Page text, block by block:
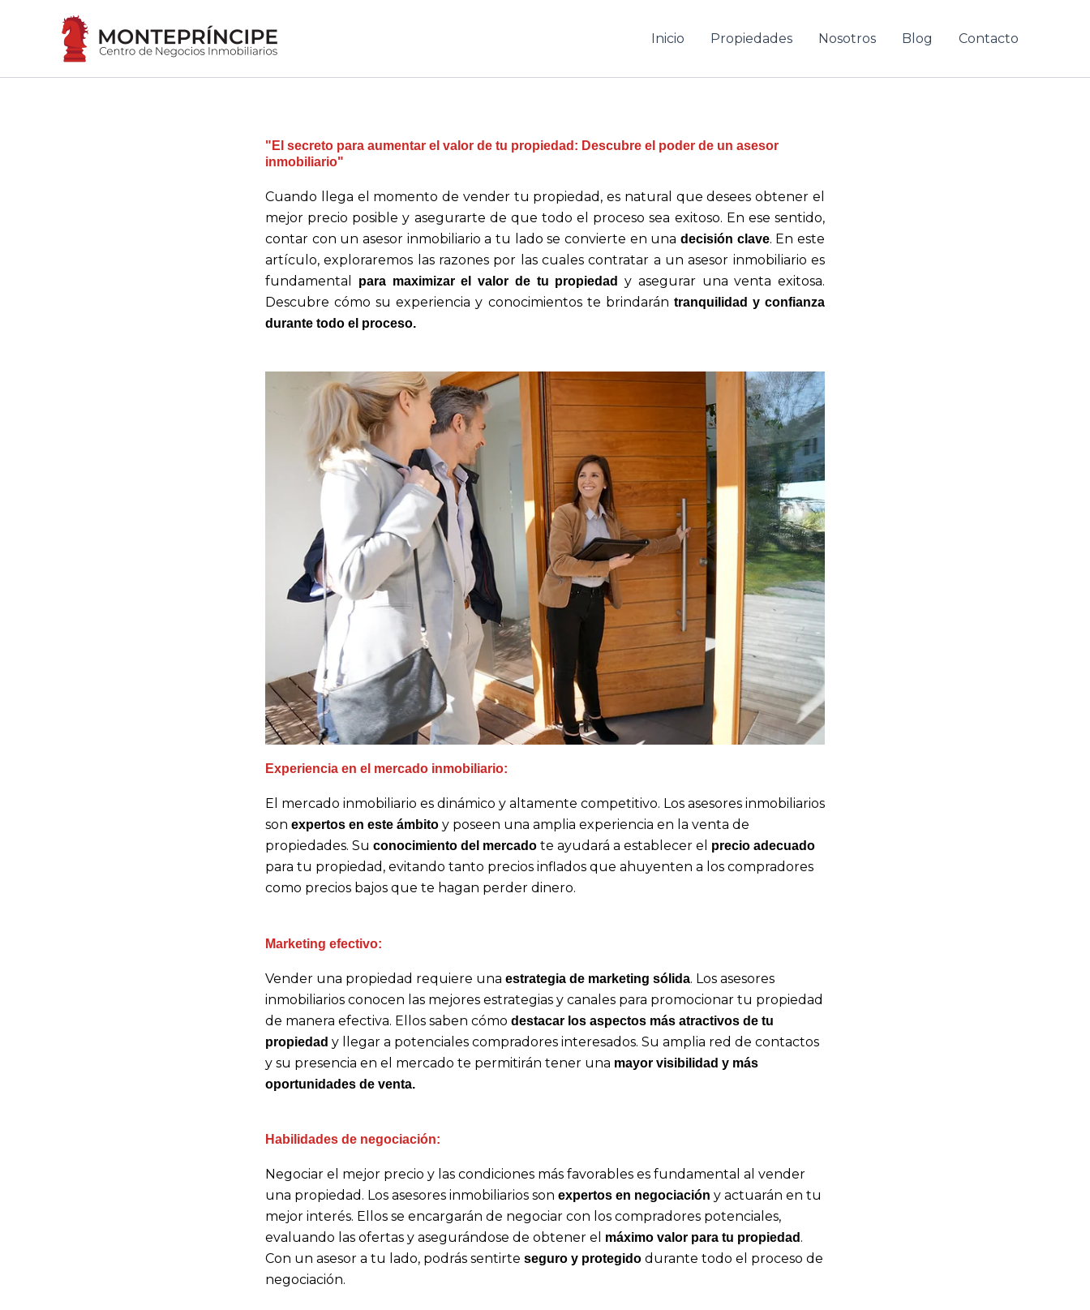
Inicio Propiedades Nosotros Blog Contacto
"El secreto para aumentar el valor de tu propiedad: Descubre el poder de un asesor
inmobiliario"
Cuando llega el momento de vender tu propiedad, es natural que desees obtener el
mejor precio posible y asegurarte de que todo el proceso sea exitoso. En ese sentido,
contar con un asesor inmobiliario a tu lado se convierte en una decisión clave. En este
artículo, exploraremos las razones por las cuales contratar a un asesor inmobiliario es
fundamental
para maximizar el valor de tu propiedad
y asegurar una venta exitosa.
Descubre cómo su experiencia y conocimientos te brindarán tranquilidad y confianza
durante todo el proceso.
Experiencia en el mercado inmobiliario:
El mercado inmobiliario es dinámico y altamente competitivo. Los asesores inmobiliarios
son expertos en este ámbito y poseen una amplia experiencia en la venta de
propiedades. Su conocimiento del mercado te ayudará a establecer el precio adecuado
para tu propiedad, evitando tanto precios inflados que ahuyenten a los compradores
como precios bajos que te hagan perder dinero.
Marketing efectivo:
Vender una propiedad requiere una estrategia de marketing sólida. Los asesores
inmobiliarios conocen las mejores estrategias y canales para promocionar tu propiedad
de manera efectiva. Ellos saben cómo destacar los aspectos más atractivos de tu
propiedad y llegar a potenciales compradores interesados. Su amplia red de contactos
y su presencia en el mercado te permitirán tener una mayor visibilidad y más
oportunidades de venta.
Habilidades de negociación:
Negociar el mejor precio y las condiciones más favorables es fundamental al vender
una propiedad. Los asesores inmobiliarios son expertos en negociación y actuarán en tu
mejor interés. Ellos se encargarán de negociar con los compradores potenciales,
evaluando las ofertas y asegurándose de obtener el
máximo valor para tu propiedad .
Con un asesor a tu lado, podrás sentirte seguro y protegido durante todo el proceso de
negociación.